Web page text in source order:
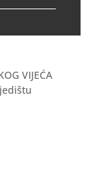
VIJEĆA